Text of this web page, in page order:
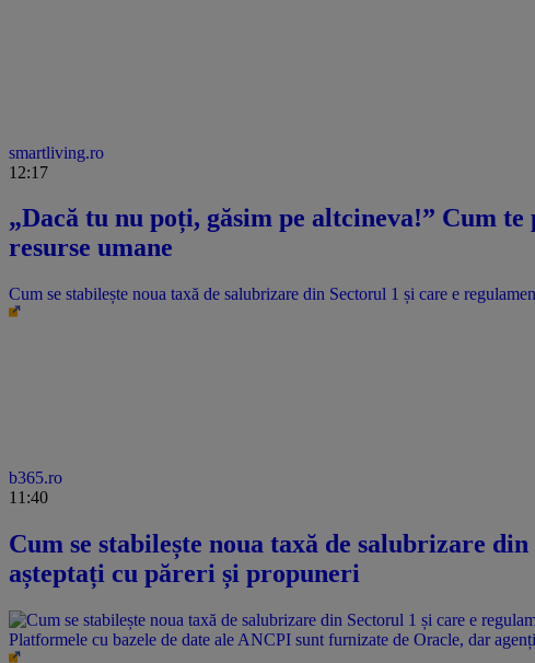
smartliving.ro
12:17
„Dacă tu nu poți, găsim pe altcineva!” Cum
resurse umane
Cum se stabilește noua taxă de salubrizare din Sectorul 1 și care e
b365.ro
11:40
Cum se stabilește noua taxă de salubrizare
așteptați cu păreri și propuneri
Platformele cu bazele de date ale ANCPI sunt furnizate de Oracle, dar